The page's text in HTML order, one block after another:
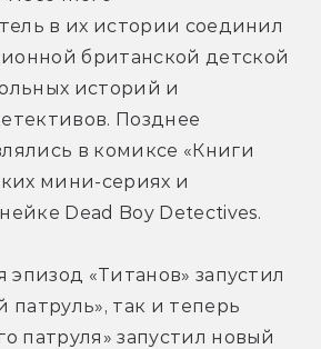
в их истории соединил
британской детской
историй и
Позднее
в комиксе «Книги
мини-сериях и
Dead Boy Detectives.
эпизод «Титанов» запустил
патруль», так и теперь
патруля» запустил новый